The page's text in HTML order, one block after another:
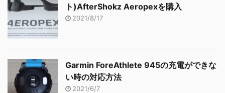
ト)AfterShokz Aeropexを購入
2021/8/17
Garmin ForeAthlete 945の充電ができな
い時の対応方法
2021/6/7